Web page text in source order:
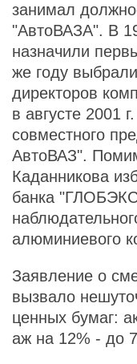
занимал
"АвтоВАЗА". В
назначили
же году
директоров
в августе 2001
совместного
АвтоВАЗ".
Каданникова
банка
алюминиевого
Заявление о
вызвало
ценных бумаг:
аж на 12% - до